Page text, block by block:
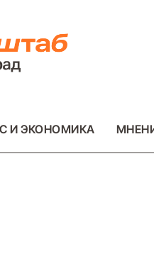
И ЭКОНОМИКА